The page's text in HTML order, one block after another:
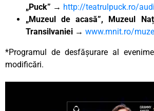
„Puck” → http://teatrulpuck.ro/
„Muzeul de acasă”, Muzeul
Transilvaniei → www.mnit.ro/
*Programul de desfășurare al
modificări.